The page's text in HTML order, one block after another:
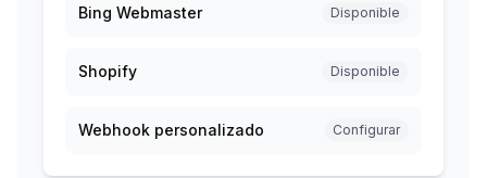
Bing Webmaster Disponible
Shopify Disponible
Webhook personalizado Configurar